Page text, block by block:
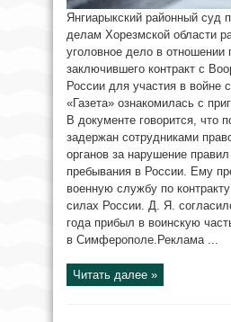
Янгиарыкский районный суд
делам Хорезмской области
уголовное дело в
заключившего контракт с
России для участия в войне
«Газета» ознакомилась с
В документе говорится, что
задержан сотрудниками
органов за нарушение
пребывания в России. Ему
военную службу по
силах России. Д. Я.
года прибыл в воинскую
в Симферополе.Реклама ...
Читать далее »